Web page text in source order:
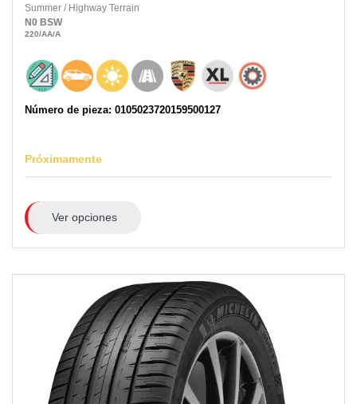
Summer / Highway Terrain
N0 BSW
220/AA/A
Número de pieza: 0105023720159500127
Próximamente
Ver opciones